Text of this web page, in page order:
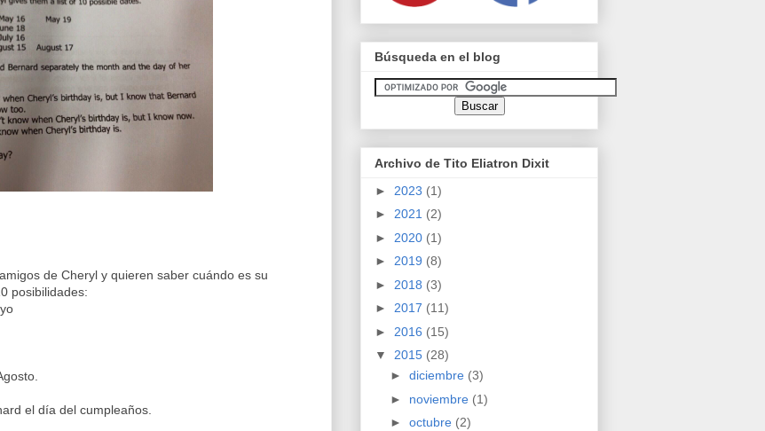
de Cheryl y quieren saber cuándo es su
posibilidades:
el día del cumpleaños.
Búsqueda en el blog
Archivo de Tito Eliatron Dixit
► 2023 (1)
► 2021 (2)
► 2020 (1)
► 2019 (8)
► 2018 (3)
► 2017 (11)
► 2016 (15)
▼ 2015 (28)
► diciembre (3)
► noviembre (1)
► octubre (2)